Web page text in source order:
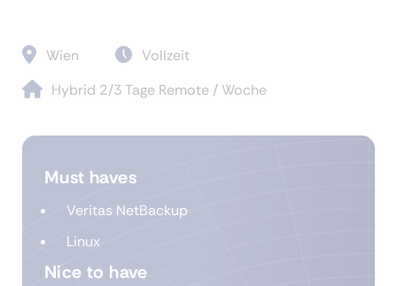
Wien
Vollzeit
Hybrid 2/3 Tage Remote / Woche
Must haves
Veritas NetBackup
Linux
Nice to have